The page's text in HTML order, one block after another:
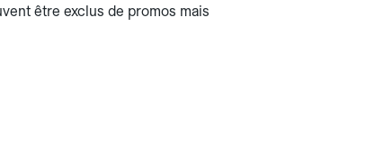
être exclus de promos mais